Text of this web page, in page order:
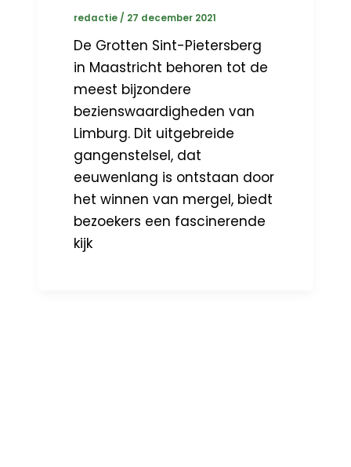
redactie / 27 december 2021
De Grotten Sint-Pietersberg
in Maastricht behoren tot de
meest bijzondere
bezienswaardigheden van
Limburg. Dit uitgebreide
gangenstelsel, dat
eeuwenlang is ontstaan door
het winnen van mergel, biedt
bezoekers een fascinerende
kijk